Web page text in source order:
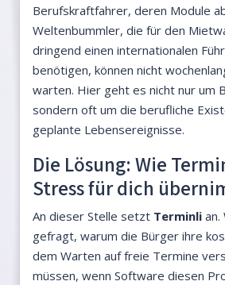
Berufskraftfahrer, deren Module
Weltenbummler, die für den
dringend einen internationalen
benötigen, können nicht
warten. Hier geht es nicht nur um
sondern oft um die berufliche
geplante Lebensereignisse.
Die Lösung: Wie
Stress für dich
An dieser Stelle setzt Terminli an.
gefragt, warum die Bürger ihre
dem Warten auf freie Termine
müssen, wenn Software diesen